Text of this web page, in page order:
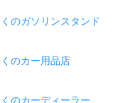
のガソリンスタンド
のカー用品店
のカーディーラー